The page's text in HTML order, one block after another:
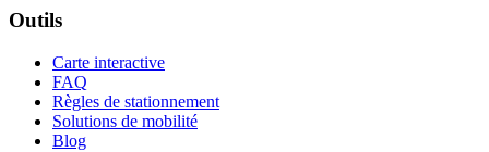
Outils
Carte interactive
FAQ
Règles de stationnement
Solutions de mobilité
Blog